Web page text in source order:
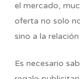
el mercado,
oferta no solo
sino a la
Es necesario